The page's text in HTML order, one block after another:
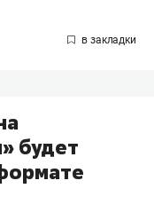
будет